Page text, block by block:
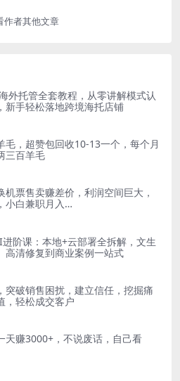
作者其他文章
外托管全套教程，从零讲解模式认
新手轻松落地跨境海托店铺
毛，超赞包回收10-13一个，每个月
三百羊毛
机票售卖赚差价，利润空间巨大，
小白兼职月入…
阶课：本地+云部署全拆解，文生
高清修复到商业案例一站式
突破销售困扰，建立信任，挖掘痛
，轻松成交客户
天赚3000+，不说废话，自己看